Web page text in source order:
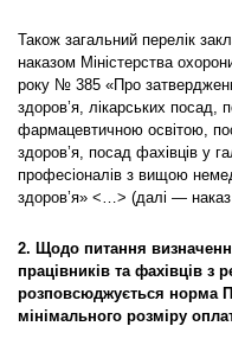
Також загальний перелік
наказом Міністерства
року № 385 «Про
здоров’я, лікарських посад,
фармацевтичною освітою,
здоров’я, посад фахівців у
професіоналів з вищою
здоров’я» <…> (далі —
2. Щодо питання
працівників та фахівців з
розповсюджується норма
мінімального розміру